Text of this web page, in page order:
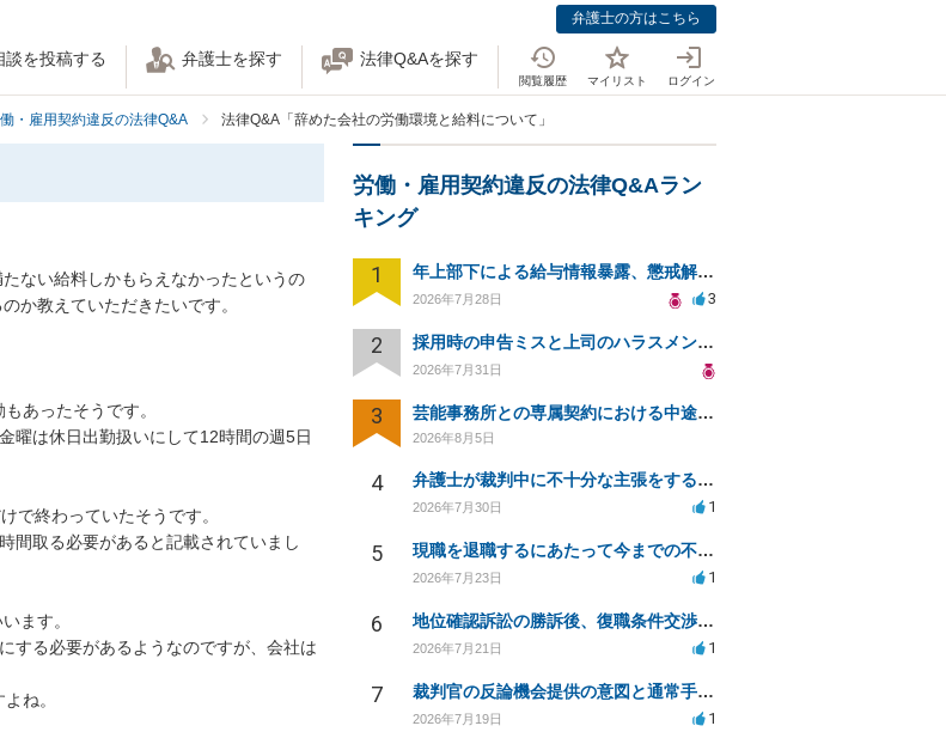
弁護士の方はこちら
談を投稿する 弁護士を探す 法律Q&Aを探す
閲覧履歴 マイリスト ログイン
・雇用契約違反の法律Q&A 法律Q&A「辞めた会社の労働環境と給料について」
ない給料しかもらえなかったというの
か教えていただきたいです。
あったそうです。
曜は休日出勤扱いにして12時間の週5日
で終わっていたそうです。
間取る必要があると記載されていまし
ます。
する必要があるようなのですが、会社は
ね。
労働・雇用契約違反の法律Q&Aラン
キング
1 年上部下による給与情報暴露、懲戒解雇は可能ですか？
2026年7月28日 3
2 採用時の申告ミスと上司のハラスメント、事前対応は？
2026年7月31日
3 芸能事務所との専属契約における中途解約時の違約金について相談したいです
2026年8月5日
4 弁護士が裁判中に不十分な主張をすることの影響について
2026年7月30日 1
5 現職を退職するにあたって今までの不法な部分の慰謝料等は請求できるのか。
2026年7月23日 1
6 地位確認訴訟の勝訴後、復職条件交渉と嫌がらせ対策について
2026年7月21日 1
7 裁判官の反論機会提供の意図と通常手続きの違いは？
2026年7月19日 1